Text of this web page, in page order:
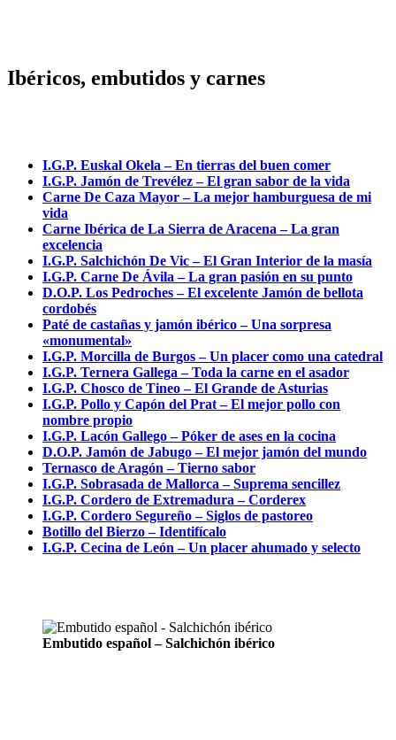
Ibéricos, embutidos y carnes
I.G.P. Euskal Okela – En tierras del buen comer
I.G.P. Jamón de Trevélez – El gran sabor de la vida
Carne De Caza Mayor – La mejor hamburguesa de mi
vida
Carne Ibérica de La Sierra de Aracena – La gran
excelencia
I.G.P. Salchichón De Vic – El Gran Interior de la masía
I.G.P. Carne De Ávila – La gran pasión en su punto
D.O.P. Los Pedroches – El excelente Jamón de bellota
cordobés
Paté de castañas y jamón ibérico – Una sorpresa
«monumental»
I.G.P. Morcilla de Burgos – Un placer como una catedral
I.G.P. Ternera Gallega – Toda la carne en el asador
I.G.P. Chosco de Tineo – El Grande de Asturias
I.G.P. Pollo y Capón del Prat – El mejor pollo con
nombre propio
I.G.P. Lacón Gallego – Póker de ases en la cocina
D.O.P. Jamón de Jabugo – El mejor jamón del mundo
Ternasco de Aragón – Tierno sabor
I.G.P. Sobrasada de Mallorca – Suprema sencillez
I.G.P. Cordero de Extremadura – Corderex
I.G.P. Cordero Segureño – Siglos de pastoreo
Botillo del Bierzo – Identifícalo
I.G.P. Cecina de León – Un placer ahumado y selecto
Embutido español – Salchichón ibérico